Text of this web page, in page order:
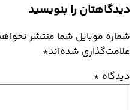
دیدگاهتان را بنویسید
شماره موبایل شما منتشر
علامت‌گذاری شده‌اند*
دیدگاه *